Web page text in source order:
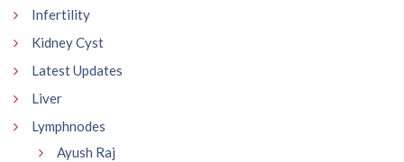
Infertility
Kidney Cyst
Latest Updates
Liver
Lymphnodes
Ayush Raj